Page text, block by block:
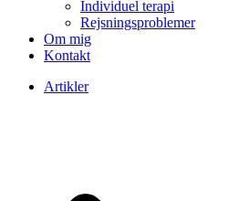
Individuel terapi
Rejsningsproblemer
Om mig
Kontakt
Artikler